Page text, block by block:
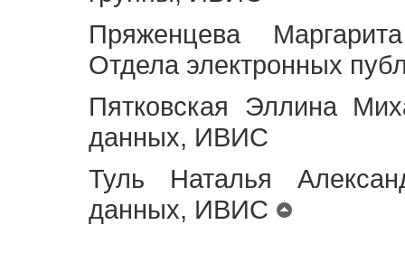
Пряженцева
Отдела электронных
Пятковская Эллина
данных, ИВИС
Туль Наталья
данных, ИВИС